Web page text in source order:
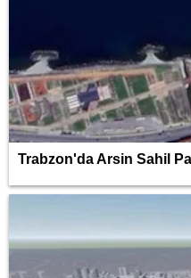
Trabzon'da Arsin Sahil